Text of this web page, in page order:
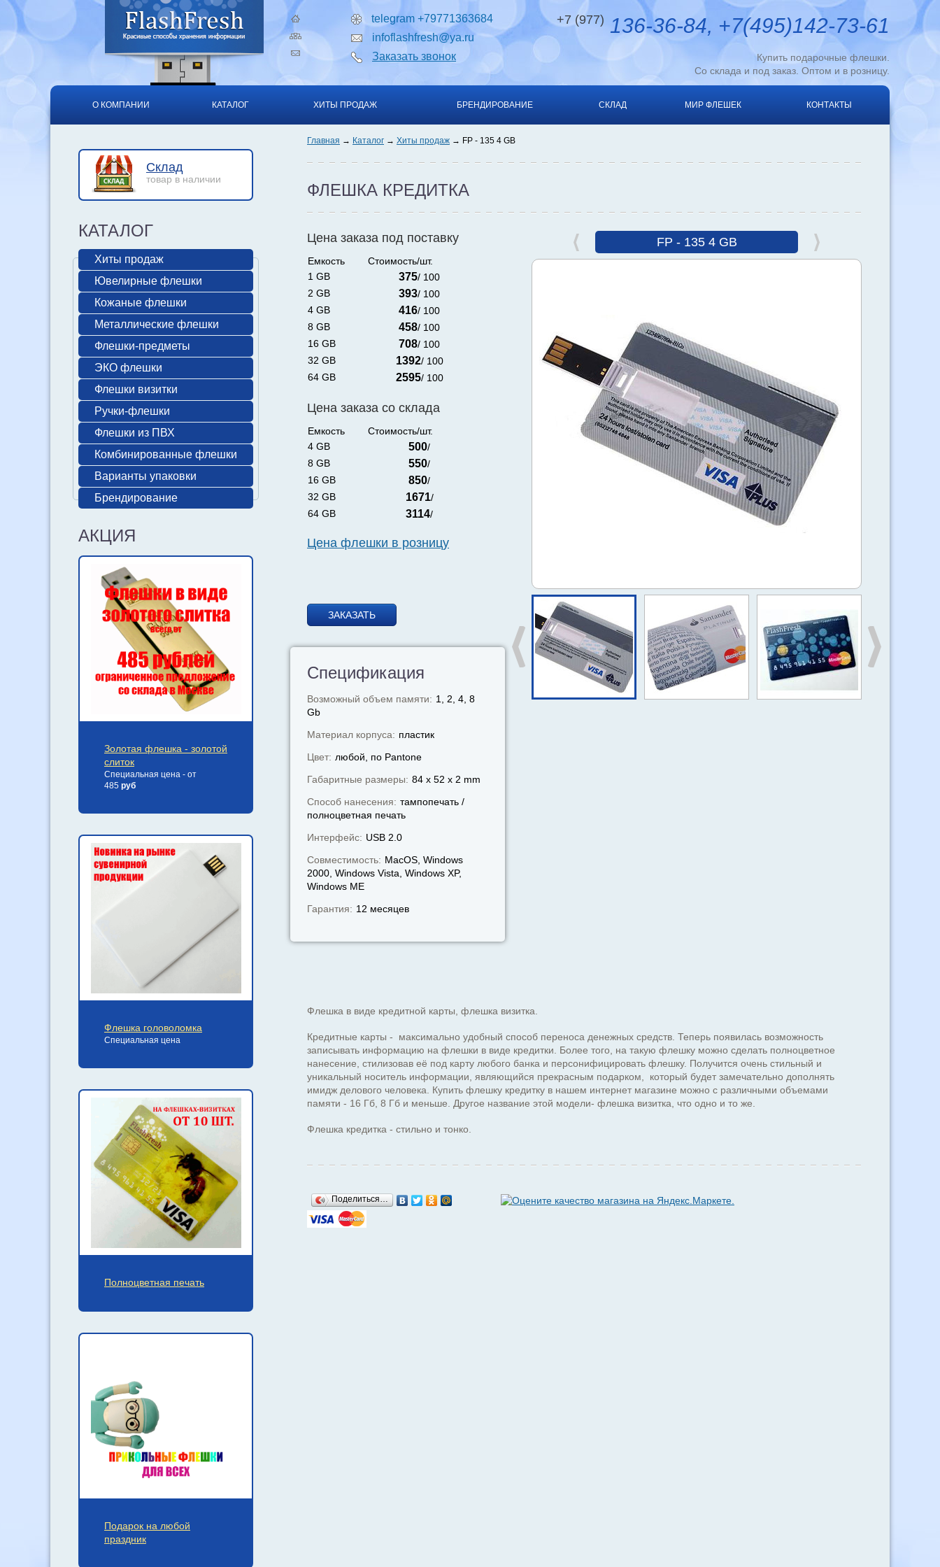
telegram +79771363684
infoflashfresh@ya.ru
Заказать звонок
+7 (977) 136-36-84, +7(495)142-73-61
Купить подарочные флешки.
Со склада и под заказ. Оптом и в розницу.
О КОМПАНИИ КАТАЛОГ ХИТЫ ПРОДАЖ БРЕНДИРОВАНИЕ СКЛАД МИР ФЛЕШЕК КОНТАКТЫ
Главная Каталог Хиты продаж FP - 135 4 GB
ФЛЕШКА КРЕДИТКА
FP - 135 4 GB
Цена заказа под поставку
Емкость
Стоимость/шт.
1 GB
375/ 100
2 GB
393/ 100
4 GB
416/ 100
8 GB
458/ 100
16 GB
708/ 100
32 GB
1392/ 100
64 GB
2595/ 100
Цена заказа со склада
Емкость
Стоимость/шт.
4 GB
500/
8 GB
550/
16 GB
850/
32 GB
1671/
64 GB
3114/
Цена флешки в розницу
ЗАКАЗАТЬ
Спецификация
Возможный объем памяти: 1, 2, 4, 8
Gb
Материал корпуса: пластик
Цвет: любой, по Pantone
Габаритные размеры: 84 x 52 x 2 mm
Способ нанесения: тампопечать /
полноцветная печать
Интерфейс: USB 2.0
Совместимость: MacOS, Windows
2000, Windows Vista, Windows XP,
Windows МЕ
Гарантия: 12 месяцев
Флешка в виде кредитной карты, флешка визитка.
Кредитные карты - максимально удобный способ переноса денежных средств. Теперь появилась возможность
записывать информацию на флешки в виде кредитки. Более того, на такую флешку можно сделать полноцветное
нанесение, стилизовав её под карту любого банка и персонифицировать флешку. Получится очень стильный и
уникальный носитель информации, являющийся прекрасным подарком, который будет замечательно дополнять
имидж делового человека. Купить флешку кредитку в нашем интернет магазине можно с различными объемами
памяти - 16 Гб, 8 Гб и меньше. Другое название этой модели- флешка визитка, что одно и то же.
Флешка кредитка - стильно и тонко.
Поделиться…
Склад
товар в наличии
КАТАЛОГ
Хиты продаж
Ювелирные флешки
Кожаные флешки
Металлические флешки
Флешки-предметы
ЭКО флешки
Флешки визитки
Ручки-флешки
Флешки из ПВХ
Комбинированные флешки
Варианты упаковки
Брендирование
АКЦИЯ
Золотая флешка - золотой
слиток
Специальная цена - от
485 руб
Флешка головоломка
Специальная цена
Полноцветная печать
Подарок на любой
праздник